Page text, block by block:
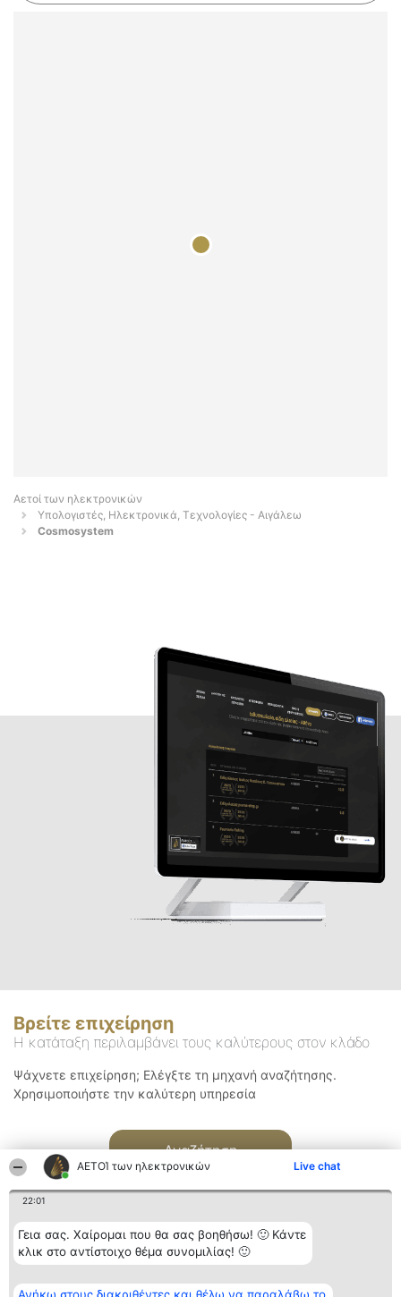
ΑΕΤΟΊ των ηλεκτρονικών Live chat
22:01
Γεια σας. Χαίρομαι που θα σας βοηθήσω! 🙂 Κάντε
κλικ στο αντίστοιχο θέμα συνομιλίας! 🙂
Αετοί των ηλεκτρονικών
Υπολογιστές, Ηλεκτρονικά, Τεχνολογίες - Αιγάλεω
Cosmosystem
Βρείτε επιχείρηση
Η κατάταξη περιλαμβάνει τους καλύτερους στον κλάδο
Ψάχνετε επιχείρηση; Ελέγξτε τη μηχανή αναζήτησης.
Χρησιμοποιήστε την καλύτερη υπηρεσία
Αναζήτηση
Διοργανωτής της
κατάταξης
Κατάταξη
Διακριθέντες
Επικοινωνία
Επικοινωνία